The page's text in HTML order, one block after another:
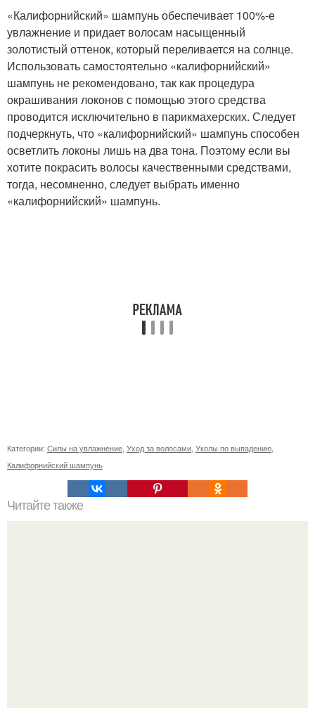
«Калифорнийский» шампунь обеспечивает 100%-е
увлажнение и придает волосам насыщенный
золотистый оттенок, который переливается на солнце.
Использовать самостоятельно «калифорнийский»
шампунь не рекомендовано, так как процедура
окрашивания локонов с помощью этого средства
проводится исключительно в парикмахерских. Следует
подчеркнуть, что «калифорнийский» шампунь способен
осветлить локоны лишь на два тона. Поэтому если вы
хотите покрасить волосы качественными средствами,
тогда, несомненно, следует выбрать именно
«калифорнийский» шампунь.
Категории: Силы на увлажнение Уход за волосами Уколы по выпадению
Калифорнийский шампунь
Читайте также